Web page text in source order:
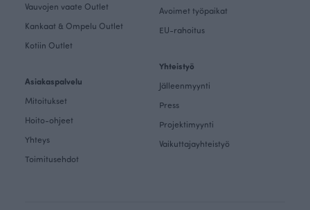
Vauvojen vaate Outlet
Kankaat & Ompelu Outlet
Kotiin Outlet
Asiakaspalvelu
Mitoitukset
Hoito-ohjeet
Yhteys
Toimitusehdot
Avoimet työpaikat
EU-rahoitus
Yhteistyö
Jälleenmyynti
Press
Projektimyynti
Vaikuttajayhteistyö